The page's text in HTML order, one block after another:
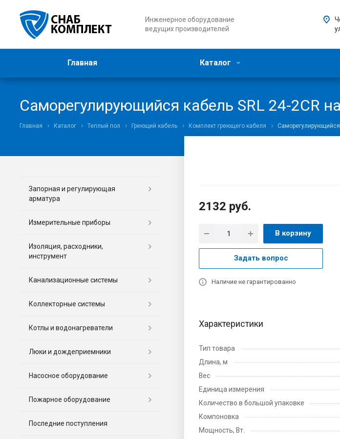
Инженерное оборудование
ведущих производителей
Главная Каталог
Саморегулирующийся кабель SRL 24-2CR
Главная Каталог Теплый пол Греющий кабель Комплект греющего кабеля Саморегулирующийся
2132 руб.
В корзину
Задать вопрос
Наличие не гарантированно
Характеристики
Тип товара
Длина, м
Вес
Единица измерения
Количество в большой упаковке
Компоновка
Мощность, Вт.
Запорная и регулирующая
арматура
Измерительные приборы
Изоляция, расходники,
инструмент
Канализационные системы
Коллекторные системы
Котлы и водонагреватели
Люки и дождеприемники
Насосное оборудование
Пожарное оборудование
Последние поступления